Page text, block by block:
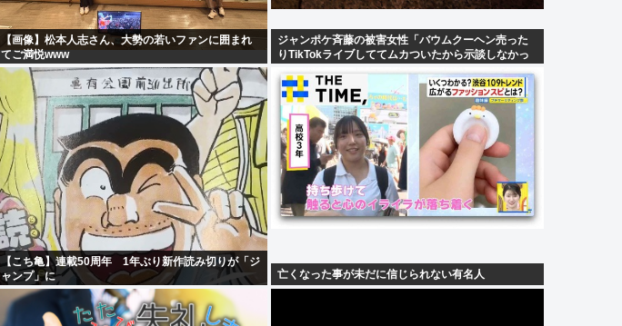
【画像】松本人志さん、大勢の若いファンに囲まれ
てご満悦www
ジャンポケ斉藤の被害女性「バウムクーヘン売った
りTikTokライブしててムカついたから示談しなかっ
【こち亀】連載50周年 1年ぶり新作読み切りが「ジ
ャンプ」に
亡くなった事が未だに信じられない有名人